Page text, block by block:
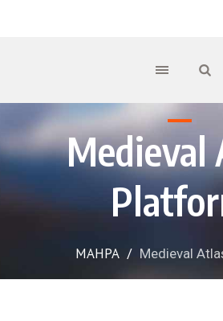
Medieval
MAHPA / Medieval